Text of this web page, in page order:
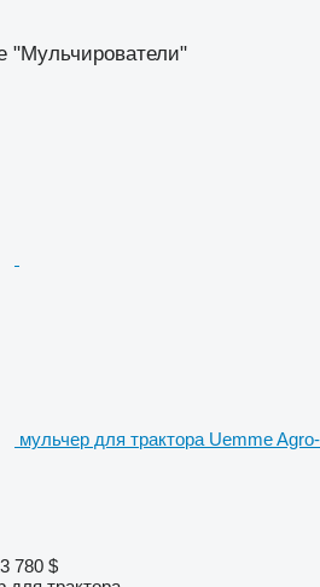
"Мульчирователи"
мульчер для трактора Uemme Agro-
780 $